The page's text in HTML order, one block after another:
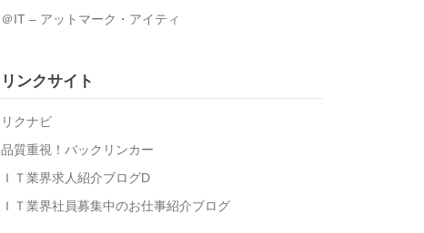
＠IT – アットマーク・アイティ
リンクサイト
リクナビ
品質重視！バックリンカー
ＩＴ業界求人紹介ブログD
ＩＴ業界社員募集中のお仕事紹介ブログ